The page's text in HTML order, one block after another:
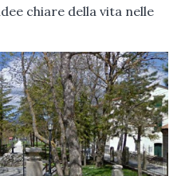
chiare della vita nelle